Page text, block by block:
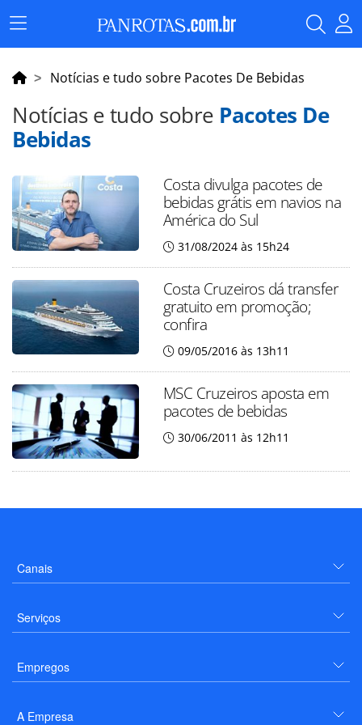
Menu
Principal
Notícias e tudo sobre Pacotes De Bebidas
Notícias e tudo sobre Pacotes De
Bebidas
Costa divulga pacotes de
bebidas grátis em navios na
América do Sul
31/08/2024 às 15h24
Costa Cruzeiros dá transfer
gratuito em promoção;
confira
09/05/2016 às 13h11
MSC Cruzeiros aposta em
pacotes de bebidas
30/06/2011 às 12h11
Canais
Serviços
Empregos
A Empresa